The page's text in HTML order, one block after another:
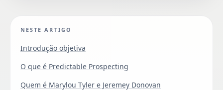
NESTE ARTIGO
Introdução objetiva
O que é Predictable Prospecting
Quem é Marylou Tyler e Jeremey Donovan